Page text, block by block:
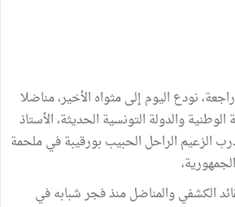
نودع اليوم إلى مثواه الأخير، مناضلا
والدولة التونسية الحديثة، الأستاذ
الزعيم الراحل الحبيب بورقيبة في ملحمة
الكشفي والمناضل منذ فجر شبابه في